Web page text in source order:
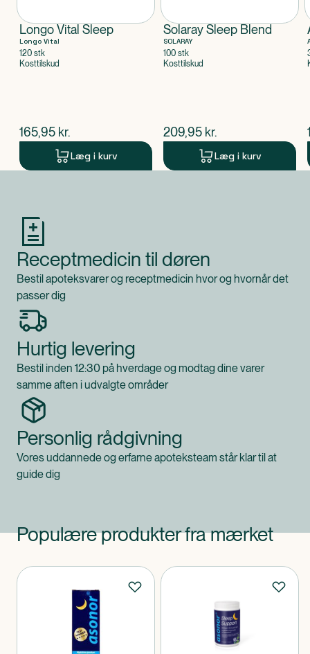
Longo Vital Sleep
Longo Vital
120 stk
Kosttilskud
$nuværende pris
165,95 kr.
Læg i kurv
Solaray Sleep Blend
SOLARAY
100 stk
Kosttilskud
$nuværende pris
209,95 kr.
Læg i kurv
Receptmedicin til døren
Bestil apoteksvarer og receptmedicin hvor og hvornår det
passer dig
Hurtig levering
Bestil inden 12:30 på hverdage og modtag dine varer
samme aften i udvalgte områder
Personlig rådgivning
Vores uddannede og erfarne apoteksteam står klar til at
guide dig
Populære produkter fra mærket
Produkter